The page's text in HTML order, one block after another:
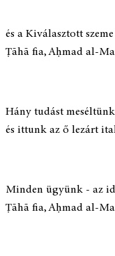
és a Kiválasztott
Ṭāhā fia, Aḥmad al-
Hány tudást
és ittunk az ő lezárt
Minden ügyünk - az
Ṭāhā fia, Aḥmad al-